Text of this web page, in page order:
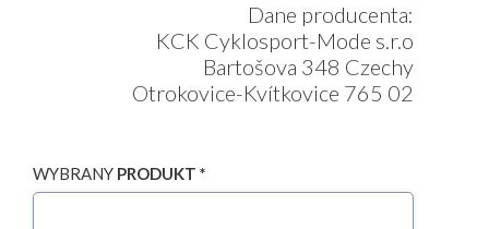
Dane producenta:
KCK Cyklosport-Mode s.r.o
Bartošova 348 Czechy
Otrokovice-Kvítkovice 765 02
WYBRANY PRODUKT *